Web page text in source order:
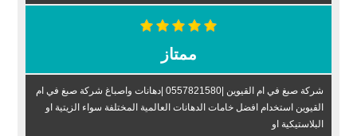
ممتاز
شركة صبغ في ام القيوين |0557821580 |دهانات واصباغ شركة صبغ في ام
القيوين استخدام افضل خامات الدهانات العالمية المختلفة سواء الزيتية او
البلاستيكية او